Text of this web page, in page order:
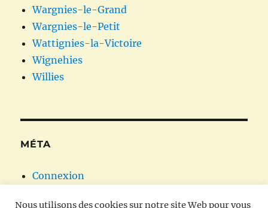
Wargnies-le-Grand
Wargnies-le-Petit
Wattignies-la-Victoire
Wignehies
Willies
MÉTA
Connexion
Nous utilisons des cookies sur notre site Web pour vous